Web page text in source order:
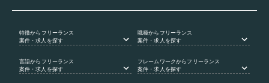
特徴からフリーランス
案件・求人を探す
職種からフリーランス
案件・求人を探す
言語からフリーランス
案件・求人を探す
フレームワークからフリーランス
案件・求人を探す